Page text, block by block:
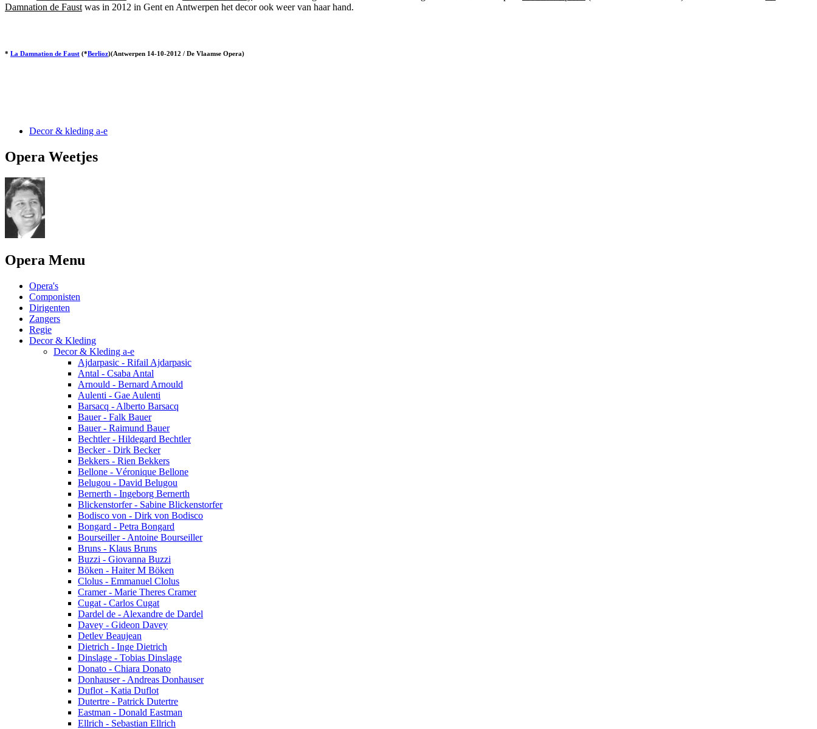
Damnation de Faust was in 2012 in Gent en Antwerpen het decor ook weer van haar hand.
* La Damnation de Faust (*Berlioz)(Antwerpen 14-10-2012 / De Vlaamse Opera)
Decor & kleding a-e
Opera Weetjes
Opera Menu
Opera's
Componisten
Dirigenten
Zangers
Regie
Decor & Kleding
Decor & Kleding a-e
Ajdarpasic - Rifail Ajdarpasic
Antal - Csaba Antal
Arnould - Bernard Arnould
Aulenti - Gae Aulenti
Barsacq - Alberto Barsacq
Bauer - Falk Bauer
Bauer - Raimund Bauer
Bechtler - Hildegard Bechtler
Becker - Dirk Becker
Bekkers - Rien Bekkers
Bellone - Véronique Bellone
Belugou - David Belugou
Bernerth - Ingeborg Bernerth
Blickenstorfer - Sabine Blickenstorfer
Bodisco von - Dirk von Bodisco
Bongard - Petra Bongard
Bourseiller - Antoine Bourseiller
Bruns - Klaus Bruns
Buzzi - Giovanna Buzzi
Böken - Haiter M Böken
Clolus - Emmanuel Clolus
Cramer - Marie Theres Cramer
Cugat - Carlos Cugat
Dardel de - Alexandre de Dardel
Davey - Gideon Davey
Detlev Beaujean
Dietrich - Inge Dietrich
Dinslage - Tobias Dinslage
Donato - Chiara Donato
Donhauser - Andreas Donhauser
Duflot - Katia Duflot
Dutertre - Patrick Dutertre
Eastman - Donald Eastman
Ellrich - Sebastian Ellrich